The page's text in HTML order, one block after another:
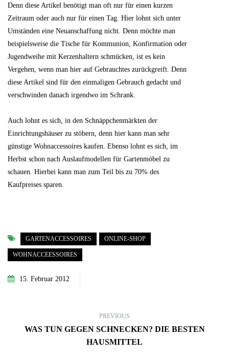
Denn diese Artikel benötigt man oft nur für einen kurzen
Zeitraum oder auch nur für einen Tag. Hier lohnt sich unter
Umständen eine Neuanschaffung nicht. Denn möchte man
beispielsweise die Tische für Kommunion, Konfirmation oder
Jugendweihe mit Kerzenhaltern schmücken, ist es kein
Vergehen, wenn man hier auf Gebrauchtes zurückgreift. Denn
diese Artikel sind für den einmaligen Gebrauch gedacht und
verschwinden danach irgendwo im Schrank.
Auch lohnt es sich, in den Schnäppchenmärkten der
Einrichtungshäuser zu stöbern, denn hier kann man sehr
günstige Wohnaccessoires kaufen. Ebenso lohnt es sich, im
Herbst schon nach Auslaufmodellen für Gartenmöbel zu
schauen. Hierbei kann man zum Teil bis zu 70% des
Kaufpreises sparen.
GARTENACCESSOIRES ONLINE-SHOP
WOHNACCEESSOIRES
15. Februar 2012
PREVIOUS
WAS TUN GEGEN SCHNECKEN? DIE BESTEN
HAUSMITTEL